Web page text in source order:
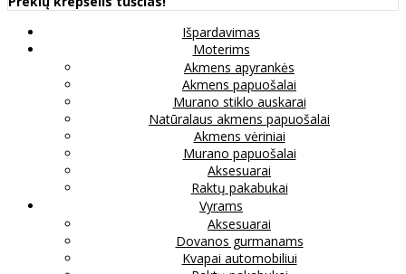
Išpardavimas
Moterims
Akmens apyrankės
Akmens papuošalai
Murano stiklo auskarai
Natūralaus akmens papuošalai
Akmens vėriniai
Murano papuošalai
Aksesuarai
Raktų pakabukai
Vyrams
Aksesuarai
Dovanos gurmanams
Kvapai automobiliui